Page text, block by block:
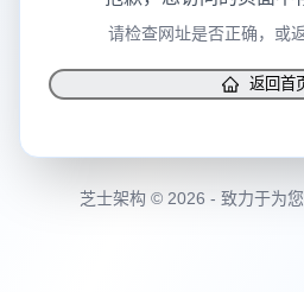
请检查网址是否正确，或
返回首
芝士架构 © 2026 - 致力于为